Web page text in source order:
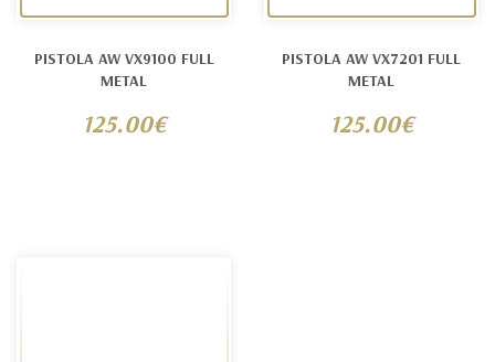
PISTOLA AW VX9100 FULL
METAL
125.00€
PISTOLA AW VX7201 FULL
METAL
125.00€